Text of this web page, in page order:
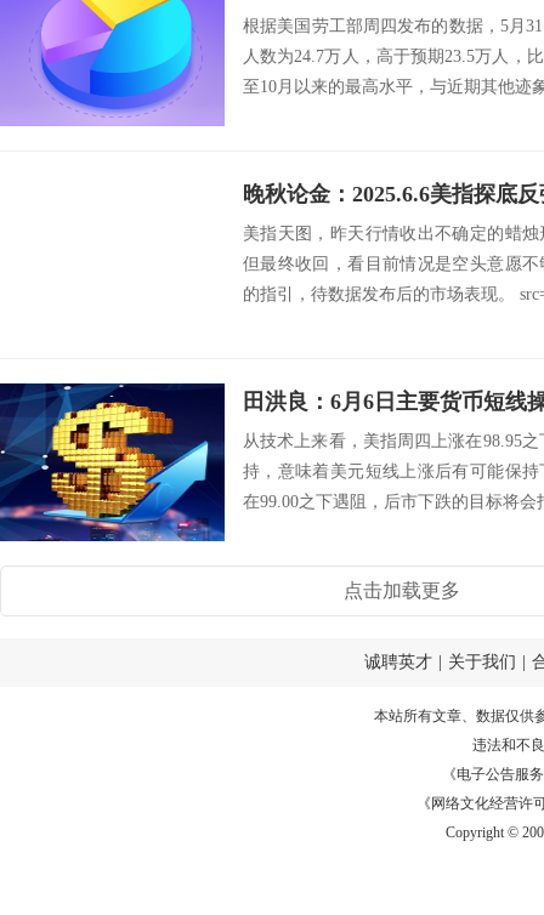
根据美国劳工部周四发布的数据，5月
人数为24.7万人，高于预期23.5万人，
至10月以来的最高水平，与近期其他迹
晚秋论金：2025.6.6美指探底
美指天图，昨天行情收出不确定的蜡
但最终收回，看目前情况是空头意愿
的指引，待数据发布后的市场表现。
田洪良：6月6日主要货币
从技术上来看，美指周四上涨在98.95
持，意味着美元短线上涨后有可能保
在99.00之下遇阻，后市下跌的目标将会
点击加载更多
诚聘英才 | 关于我们 |
本站所有文章、数据仅供
违法和不
《电子公告服务
《网络文化经营许
Copyright ©